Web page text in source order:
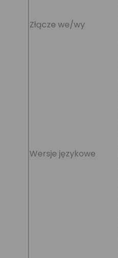
Złącze we/wy
Wersje językowe